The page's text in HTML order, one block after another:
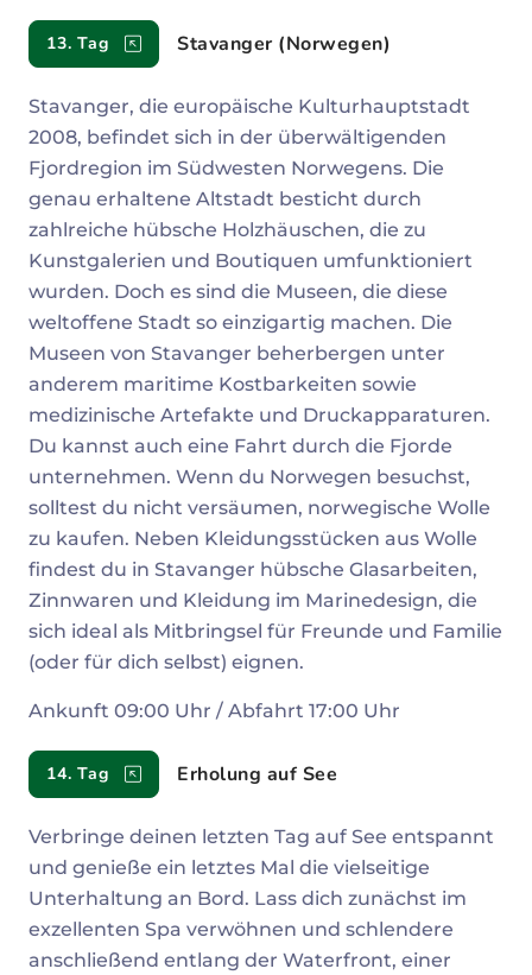
13. Tag Stavanger (Norwegen)
Stavanger, die europäische Kulturhauptstadt
2008, befindet sich in der überwältigenden
Fjordregion im Südwesten Norwegens. Die
genau erhaltene Altstadt besticht durch
zahlreiche hübsche Holzhäuschen, die zu
Kunstgalerien und Boutiquen umfunktioniert
wurden. Doch es sind die Museen, die diese
weltoffene Stadt so einzigartig machen. Die
Museen von Stavanger beherbergen unter
anderem maritime Kostbarkeiten sowie
medizinische Artefakte und Druckapparaturen.
Du kannst auch eine Fahrt durch die Fjorde
unternehmen. Wenn du Norwegen besuchst,
solltest du nicht versäumen, norwegische Wolle
zu kaufen. Neben Kleidungsstücken aus Wolle
findest du in Stavanger hübsche Glasarbeiten,
Zinnwaren und Kleidung im Marinedesign, die
sich ideal als Mitbringsel für Freunde und Familie
(oder für dich selbst) eignen.
Ankunft 09:00 Uhr / Abfahrt 17:00 Uhr
14. Tag Erholung auf See
Verbringe deinen letzten Tag auf See entspannt
und genieße ein letztes Mal die vielseitige
Unterhaltung an Bord. Lass dich zunächst im
exzellenten Spa verwöhnen und schlendere
anschließend entlang der Waterfront, einer